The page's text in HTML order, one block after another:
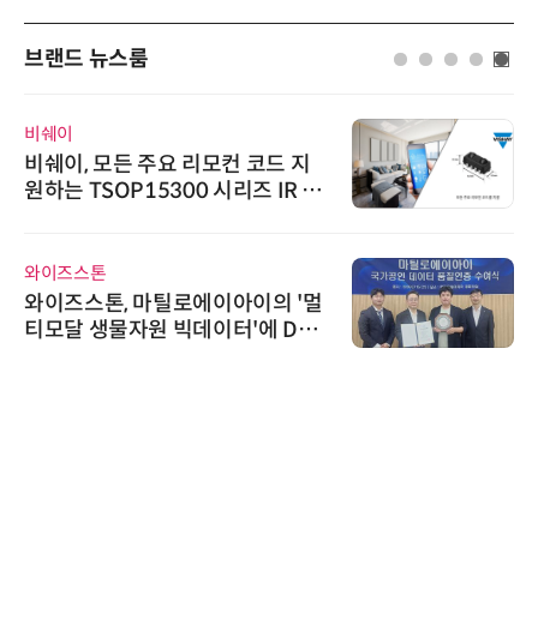
브랜드 뉴스룸
비쉐이
비쉐이, 모든 주요 리모컨 코드 지
원하는 TSOP15300 시리즈 IR 수
와이즈스톤
와이즈스톤, 마틸로에이아이의 '멀
티모달 생물자원 빅데이터'에 DQ